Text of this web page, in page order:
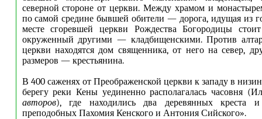
северной стороне от церкви. Между храмом и
по самой средине бывшей обители — дорога, идущая из
месте сгоревшей церкви Рождества Богородицы
окруженный другими — кладбищенскими. Против
церкви находятся дом священника, от него на север,
размеров — крестьянина.
В 400 саженях от Преображенской церкви к западу в
берегу реки Кены уединенно располагалась часовня
авторов),где находились два деревянных
преподобных Пахомия Кенского и Антония Сийского».